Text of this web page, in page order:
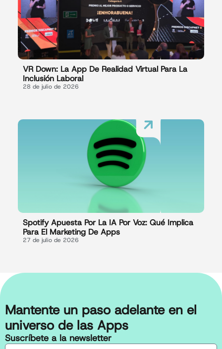
VR Down: La App De Realidad Virtual Para La
Inclusión Laboral
28 de julio de 2026
Spotify Apuesta Por La IA Por Voz: Qué Implica
Para El Marketing De Apps
27 de julio de 2026
Mantente un paso adelante en el
universo de las Apps
Suscríbete a la newsletter